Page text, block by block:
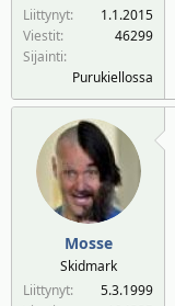
Liittynyt
1.1.2015
Viestit
46299
Sijainti
Purukiellossa
Mosse
Skidmark
Liittynyt
5.3.1999